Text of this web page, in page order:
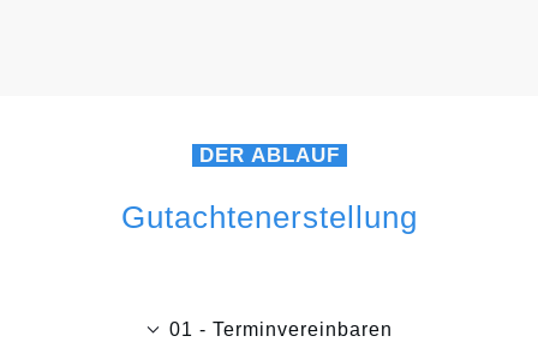
DER ABLAUF
Gutachtenerstellung
01 - Terminvereinbaren